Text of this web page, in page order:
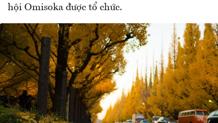
hội Omisoka được tổ chức.